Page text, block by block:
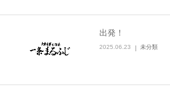
出発！
2025.06.23 未分類